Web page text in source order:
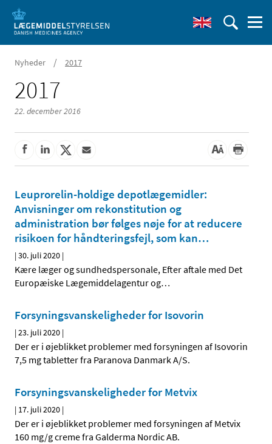
Nyheder / 2017
2017
22. december 2016
Leuprorelin-holdige depotlægemidler:
Anvisninger om rekonstitution og
administration bør følges nøje for at reducere
risikoen for håndteringsfejl, som kan…
|30. juli 2020 |
Kære læger og sundhedspersonale, Efter aftale med Det
Europæiske Lægemiddelagentur og…
Forsyningsvanskeligheder for Isovorin
|23. juli 2020 |
Der er i øjeblikket problemer med forsyningen af Isovorin
7,5 mg tabletter fra Paranova Danmark A/S.
Forsyningsvanskeligheder for Metvix
| 17. juli 2020 |
Der er i øjeblikket problemer med forsyningen af Metvix
160 mg/g creme fra Galderma Nordic AB.